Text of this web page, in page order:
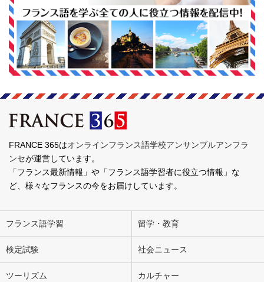
FRANCE 365はオンラインフランス語学校アンサンブルアンフラ
ンセが運営しています。
「フランス最新情報」や「フランス語学習者に役立つ情報」な
ど、様々なフランスの今をお届けしています。
フランス語学習 留学・教育
検定試験 社会ニュース
ツーリズム カルチャー